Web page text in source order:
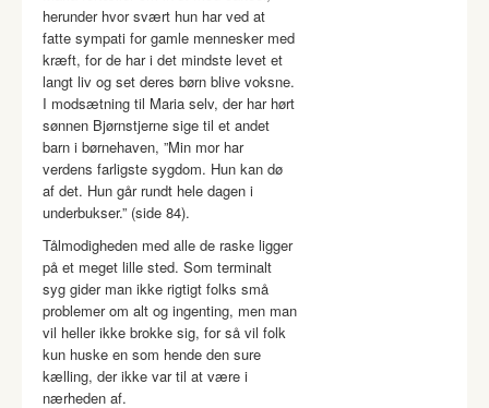
herunder hvor svært hun har ved at
fatte sympati for gamle mennesker med
kræft, for de har i det mindste levet et
langt liv og set deres børn blive voksne.
I modsætning til Maria selv, der har hørt
sønnen Bjørnstjerne sige til et andet
barn i børnehaven, ”Min mor har
verdens farligste sygdom. Hun kan dø
af det. Hun går rundt hele dagen i
underbukser.” (side 84).
Tålmodigheden med alle de raske ligger
på et meget lille sted. Som terminalt
syg gider man ikke rigtigt folks små
problemer om alt og ingenting, men man
vil heller ikke brokke sig, for så vil folk
kun huske en som hende den sure
kælling, der ikke var til at være i
nærheden af.